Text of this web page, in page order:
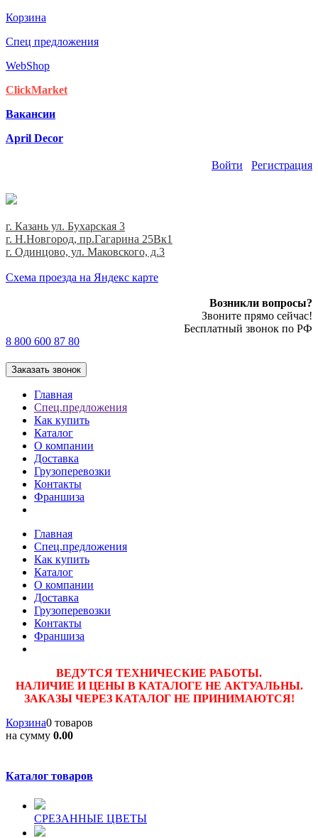
Корзина
Спец предложения
WebShop
ClickMarket
Вакансии
April Decor
Войти Регистрация
г. Казань ул. Бухарская 3
г. Н.Новгород, пр.Гагарина 25Вк1
г. Одинцово, ул. Маковского, д.3
Cхема проезда на Яндекс карте
Возникли вопросы?
Звоните прямо сейчас!
Бесплатный звонок по РФ
8 800 600 87 80
Заказать звонок
Главная
Спец.предложения
Как купить
Каталог
О компании
Доставка
Грузоперевозки
Контакты
Франшиза
Главная
Спец.предложения
Как купить
Каталог
О компании
Доставка
Грузоперевозки
Контакты
Франшиза
ВЕДУТСЯ ТЕХНИЧЕСКИЕ РАБОТЫ.
НАЛИЧИЕ И ЦЕНЫ В КАТАЛОГЕ НЕ АКТУАЛЬНЫ.
ЗАКАЗЫ ЧЕРЕЗ КАТАЛОГ НЕ ПРИНИМАЮТСЯ!
Корзина0 товаров
на сумму 0.00
Каталог товаров
CPЕЗАННЫЕ ЦВЕТЫ